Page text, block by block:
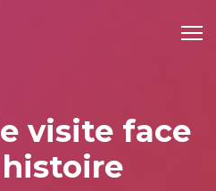
visite face